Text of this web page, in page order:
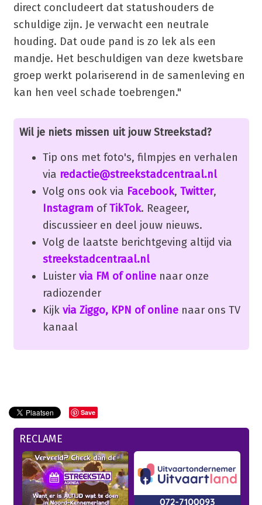
direct concludeert dat statushouders de
schuldige zijn. Je verwacht een neutrale
houding. Dat oude pand is zo lek als een
mandje. Het beschuldigen van deze kwetsbare
groep werkt polariserend in de samenleving en
kan hen veel schade toebrengen."
Wil je niets missen uit jouw Streekstad?
Tip ons met foto's, filmpjes en verhalen
via redactie@streekstadcentraal.nl
Volg ons ook via Facebook, Twitter,
Instagram ofTikTok. Reageer,
discussieer en deel jouw nieuws.
Volg de laatste berichtgeving altijd via
streekstadcentraal.nl
Luister via FM of onlinenaar onze
radiozender
Kijk via Ziggo, KPN of onlinenaar ons TV
kanaal
Save
RECLAME